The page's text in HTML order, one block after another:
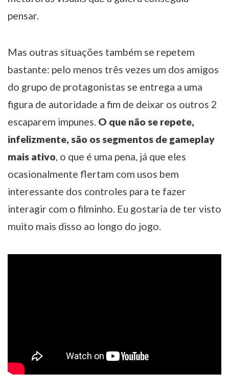
pensar.
Mas outras situações também se repetem
bastante: pelo menos três vezes um dos amigos
do grupo de protagonistas se entrega a uma
figura de autoridade a fim de deixar os outros 2
escaparem impunes. O que não se repete,
infelizmente, são os segmentos de gameplay
mais ativo, o que é uma pena, já que eles
ocasionalmente flertam com usos bem
interessante dos controles para te fazer
interagir com o filminho. Eu gostaria de ter visto
muito mais disso ao longo do jogo.